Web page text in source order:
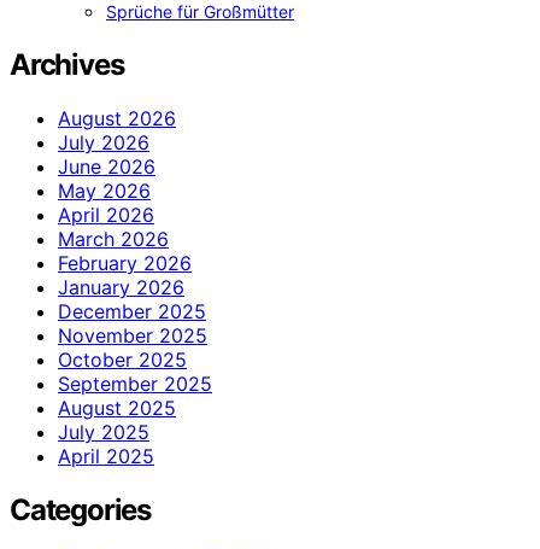
Sprüche für Großmütter
Archives
August 2026
July 2026
June 2026
May 2026
April 2026
March 2026
February 2026
January 2026
December 2025
November 2025
October 2025
September 2025
August 2025
July 2025
April 2025
Categories